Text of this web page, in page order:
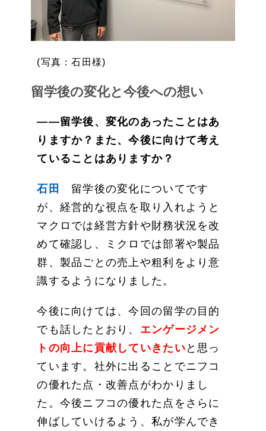
(写真：石田様)
留学後の変化と今後への想い
——留学後、変化のあったことはあ
りますか？また、今後に向けて考え
ていることはありますか？
石田
留学後の変化についてです
が、経営的な視点を取り入れようと
マクロでは経営方針や財務状況を改
めて確認し、ミクロでは部署や製品
群、製品ごとの売上や粗利をより意
識するようになりました。
今後に向けては、今回の留学の目的
でも話したとおり、 エンゲージメン
トの向上に貢献していきたい と思っ
ています。社外に出ることでニフコ
の優れた点・改善点がわかりまし
た。今後ニフコの優れた点をさらに
伸ばしていけるよう、私が学んでき